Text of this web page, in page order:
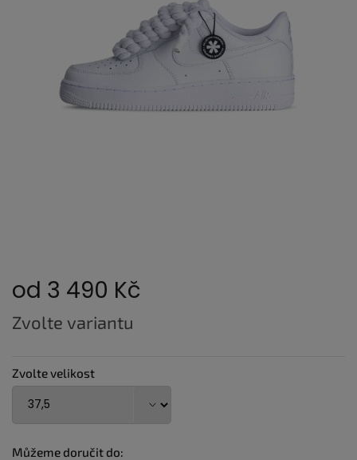
od 3 490 Kč
Měrná
cena:
Zvolte variantu
Zvolte velikost
Můžeme doručit do: